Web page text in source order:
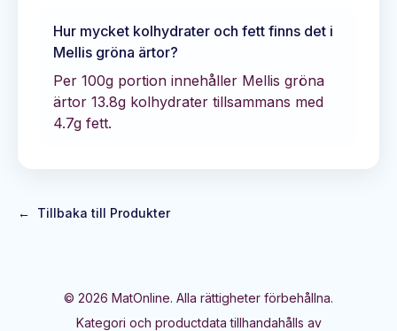
Hur mycket kolhydrater och fett finns det i
Mellis gröna ärtor?
Per 100g portion innehåller Mellis gröna
ärtor 13.8g kolhydrater tillsammans med
4.7g fett.
← Tillbaka till Produkter
© 2026 MatOnline. Alla rättigheter förbehållna.
Kategori och productdata tillhandahålls av